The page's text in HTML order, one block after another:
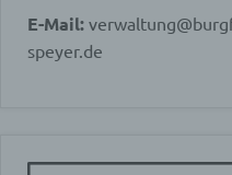
E-Mail:
speyer.de